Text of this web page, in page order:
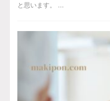
と思います。 ...